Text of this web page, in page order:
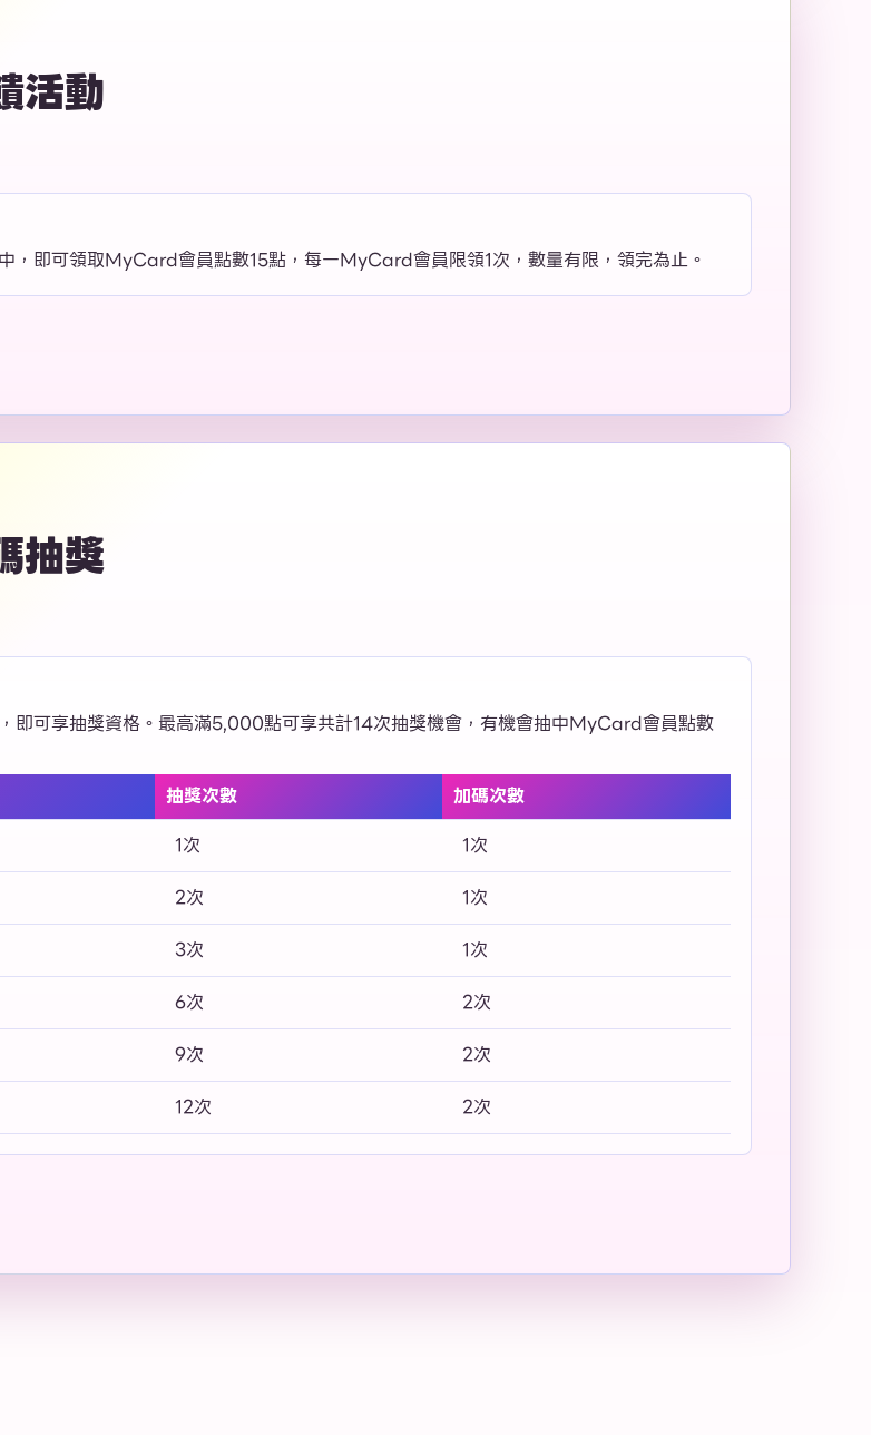
活動
即可領取MyCard會員點數15點，每一MyCard會員限領1次，數量有限，領完為止。
抽獎
即可享抽獎資格。最高滿5,000點可享共計14次抽獎機會，有機會抽中MyCard會員點數
抽獎次數
加碼次數
1次
1次
2次
1次
3次
1次
6次
2次
9次
2次
12次 2次